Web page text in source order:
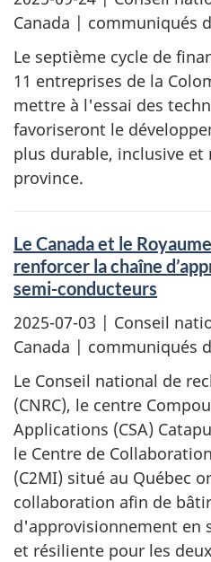
Canada | communiqués
Le septième cycle de
11 entreprises de la
mettre à l'essai des
favoriseront le
plus durable, inclusive et
province.
Le Canada et le
renforcer la chaîne
semi-conducteurs
2025-07-03 | Conseil
Canada | communiqués
Le Conseil national de
(CNRC), le centre
Applications (CSA)
le Centre de
(C2MI) situé au Québec
collaboration afin de
d'approvisionnement en
et résiliente pour les